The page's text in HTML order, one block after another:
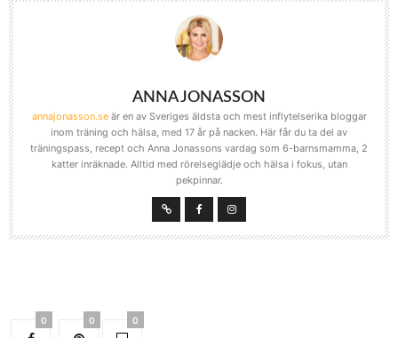
ANNA JONASSON
annajonasson.seär en av Sveriges äldsta och mest inflytelserika bloggar
inom träning och hälsa, med 17 år på nacken. Här får du ta del av
träningspass, recept och Anna Jonassons vardag som 6-barnsmamma, 2
katter inräknade. Alltid med rörelseglädje och hälsa i fokus, utan
pekpinnar.
0 0 0